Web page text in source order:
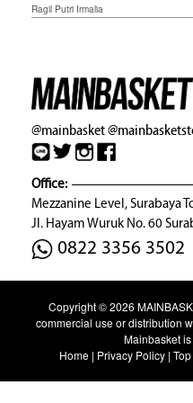
Ragil Putri Irmalia
@mainbasket
Office:
Mezzanine Level, Surabaya
Jl. Hayam Wuruk No. 60
0822 3356 3502
Copyright © 2026
commercial use or distribution
Mainbasket
Home| Privacy Policy|